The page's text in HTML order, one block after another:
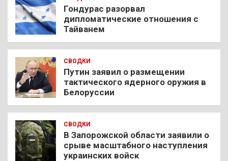
Гондурас разорвал
дипломатические отношения с
Тайванем
СВОДКИ
Путин заявил о размещении
тактического ядерного оружия в
Белоруссии
СВОДКИ
В Запорожской области заявили о
срыве масштабного наступления
украинских войск